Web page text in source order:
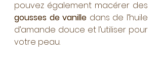
gousses de vanille dans de l’huile
d’amande douce et l’utiliser pour
votre peau.